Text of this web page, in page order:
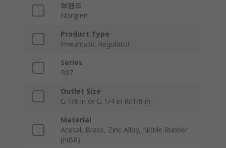
브랜드
Norgren
Product Type
Pneumatic Regulator
Series
R07
Outlet Size
G 1/8 in or G 1/4 in Rc1/8 in
Material
Acetal, Brass, Zinc Alloy, Nitrile Rubber
(NBR)